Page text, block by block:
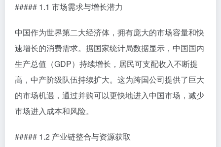
##### 1.1 市场需求与增长潜力
中国作为世界第二大经济体，拥有庞大的市场容量和快
速增长的消费需求。据国家统计局数据显示，中国国内
生产总值（GDP）持续增长，居民可支配收入不断提
高，中产阶级队伍持续扩大。这为跨国公司提供了巨大
的市场机遇，通过并购可以更快地进入中国市场，减少
市场进入成本和风险。
##### 1.2 产业链整合与资源获取